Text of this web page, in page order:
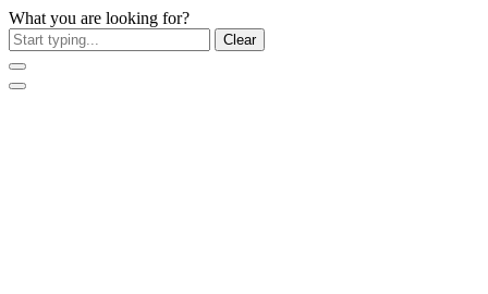
What you are looking for?
Clear